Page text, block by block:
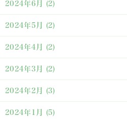
2024年6月 (2)
2024年5月 (2)
2024年4月 (2)
2024年3月 (2)
2024年2月 (3)
2024年1月 (5)